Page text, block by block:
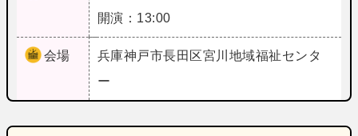
開演：13:00
会場 兵庫神戸市長田区宮川地域福祉センタ
ー